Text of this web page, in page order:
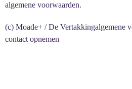
algemene voorwaarden.
(c) Moade+ / De Vertakkingalgemene
contact opnemen